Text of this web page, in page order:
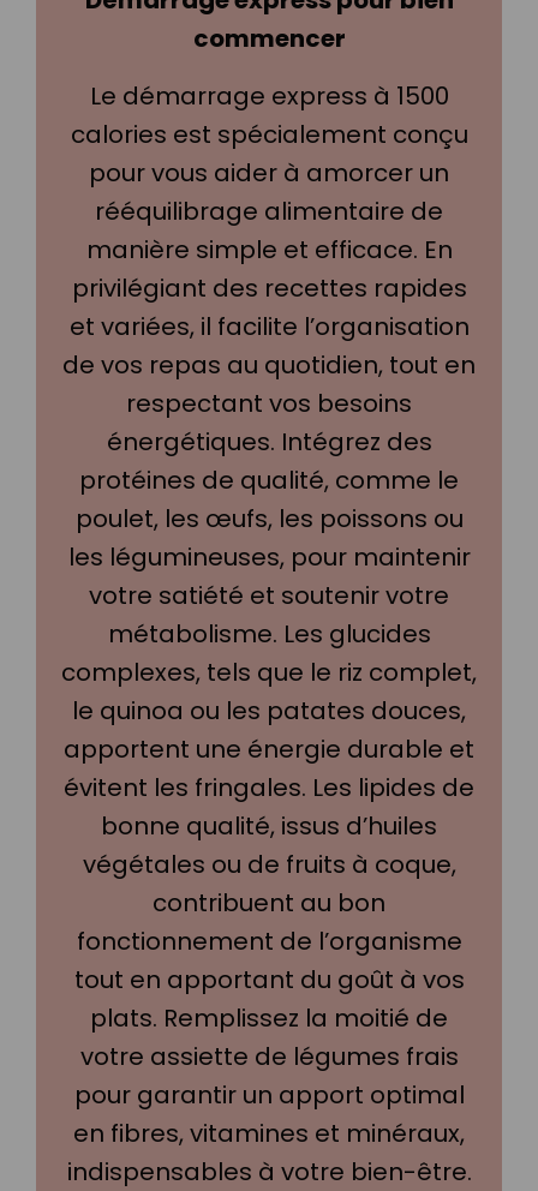
commencer
Le démarrage express à 1500
calories est spécialement conçu
pour vous aider à amorcer un
rééquilibrage alimentaire de
manière simple et efficace. En
privilégiant des recettes rapides
et variées, il facilite l’organisation
de vos repas au quotidien, tout en
respectant vos besoins
énergétiques. Intégrez des
protéines de qualité, comme le
poulet, les œufs, les poissons ou
les légumineuses, pour maintenir
votre satiété et soutenir votre
métabolisme. Les glucides
complexes, tels que le riz complet,
le quinoa ou les patates douces,
apportent une énergie durable et
évitent les fringales. Les lipides de
bonne qualité, issus d’huiles
végétales ou de fruits à coque,
contribuent au bon
fonctionnement de l’organisme
tout en apportant du goût à vos
plats. Remplissez la moitié de
votre assiette de légumes frais
pour garantir un apport optimal
en fibres, vitamines et minéraux,
indispensables à votre bien-être.